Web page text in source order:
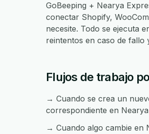
GoBeeping + Nearya
conectar Shopify,
necesite. Todo se ejecuta
reintentos en caso de fallo
Flujos de trabajo
→ Cuando se crea un
correspondiente en
→ Cuando algo cambie en